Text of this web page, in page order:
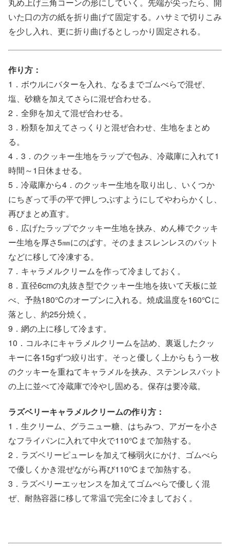
いた口の方の紙を折り曲げて固定する。ハサミで切りこみ
を少し入れ、更に折り曲げるとしっかり固定される。
作り方：
1．ボウルにバターを入れ、なるまでゴムべらで混ぜ、
塩、砂糖を加えてさらに混ぜ合わせる。
2．全卵を加えて混ぜ合わせる。
3．粉類を加えてさっくりと混ぜ合わせ、生地をまとめ
る。
4．3．のクッキー生地をラップで包み、冷蔵庫に入れて1
時間～1日休ませる。
5．冷蔵庫から4．のクッキー生地を取り出し、いくつか
にちぎって手の平で押しつぶすようにしてやわらかくし、
再びまとめ直す。
6．広げたラップでクッキー生地を挟み、めん棒でクッキ
ー生地を厚さ5㎜にのばす。そのままスレンレスのバット
などに移して冷凍する。
7．キャラメルクリームを作って冷ましておく。
8．直径6cmの丸抜き型でクッキー生地を抜いて天板に並
べ、予熱180℃のオーブンに入れる。焼成温度を160℃に
落とし、約25分焼く。
9．網の上に移して冷ます。
10．コルネにキャラメルクリームを詰め、裏返したクッ
キーに各15gずつ絞り出す。そっと優しく上からもう一枚
のクッキーを重ねてキャラメルを挟み、ステンレスバット
の上に並べて冷蔵庫で冷やし固める。保存は要冷蔵。
ラズベリーキャラメルクリームの作り方：
1．生クリーム、グラニュー糖、はちみつ、アガーを小さ
なフライパンに入れて中火で110℃まで加熱する。
2．ラズベリーピューレを加えて極弱火にかけ、ゴムべら
で優しくかき混ぜながら再び110℃まで加熱する。
3．ラズベリーエッセンスを加えてゴムべらで優しく混
ぜ、耐熱容器に移して常温で完全に冷ましておく。